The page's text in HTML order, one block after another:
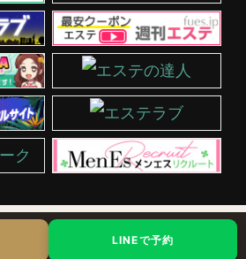
LINEで予約